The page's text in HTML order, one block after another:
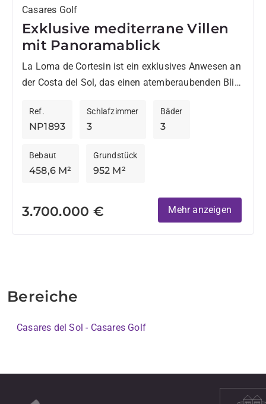
Casares Golf
Exklusive mediterrane Villen
mit Panoramablick
La Loma de Cortesin ist ein exklusives Anwesen an
der Costa del Sol, das einen atemberaubenden Blick
NP1893
Ref.
3
Schlafzimmer
3
Bäder
458,6 M²
Bebaut
952 M²
Grundstück
3.700.000 € Mehr anzeigen
Bereiche
Casares del Sol - Casares Golf